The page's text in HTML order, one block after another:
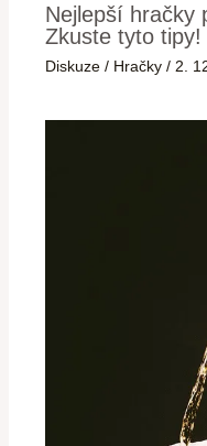
Nejlepší hračky
Zkuste tyto tipy!
Diskuze / Hračky / 2.